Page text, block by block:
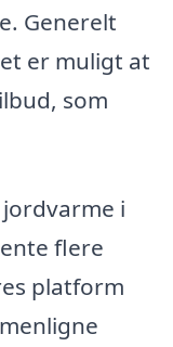
Generelt
er muligt at
som
i
flere
platform